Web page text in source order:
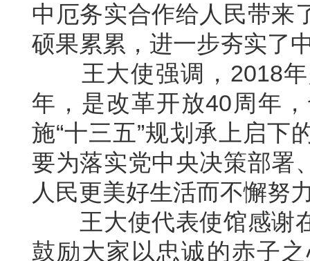
中厄务实合作给人民带来
硕果累累，进一步夯实了
王大使强调，2018年
年，是改革开放40周年
施“十三五”规划承上启下
要为落实党中央决策部署
人民更美好生活而不懈努
王大使代表使馆感谢在
鼓励大家以忠诚的赤子